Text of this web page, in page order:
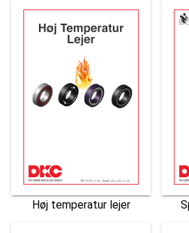
Høj temperatur lejer